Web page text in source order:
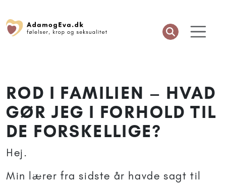
ROD I FAMILIEN – HVAD
GØR JEG I FORHOLD TIL
DE FORSKELLIGE?
Hej.
Min lærer fra sidste år havde sagt til